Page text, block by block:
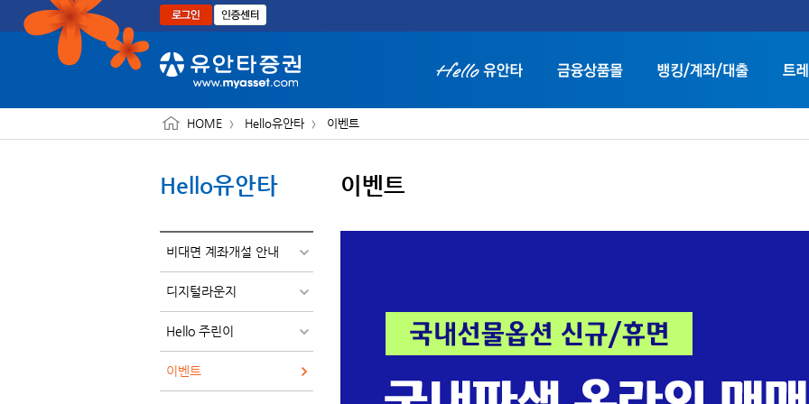
본문으로 바로가기
HOME Hello유안타 이벤트
Hello유안타
비대면 계좌개설 안내
디지털라운지
Hello 주린이
이벤트
이벤트